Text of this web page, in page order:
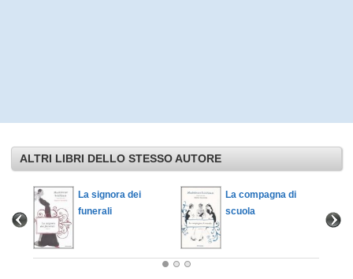
ALTRI LIBRI DELLO STESSO AUTORE
La signora dei
funerali
La compagna di
scuola